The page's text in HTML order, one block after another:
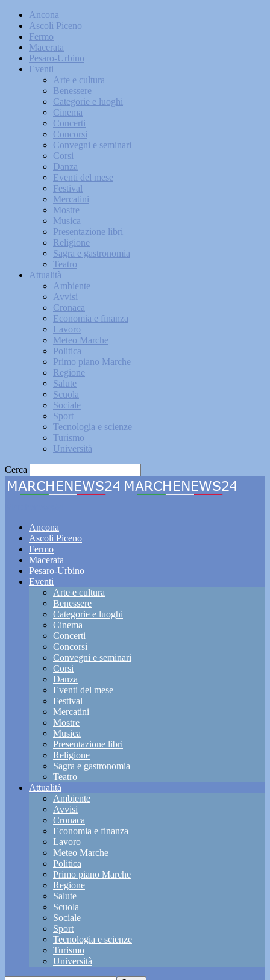
Ancona
Ascoli Piceno
Fermo
Macerata
Pesaro-Urbino
Eventi
Arte e cultura
Benessere
Categorie e luoghi
Cinema
Concerti
Concorsi
Convegni e seminari
Corsi
Danza
Eventi del mese
Festival
Mercatini
Mostre
Musica
Presentazione libri
Religione
Sagra e gastronomia
Teatro
Attualità
Ambiente
Avvisi
Cronaca
Economia e finanza
Lavoro
Meteo Marche
Politica
Primo piano Marche
Regione
Salute
Scuola
Sociale
Sport
Tecnologia e scienze
Turismo
Università
Cerca
Ancona
Ascoli Piceno
Fermo
Macerata
Pesaro-Urbino
Eventi
Arte e cultura
Benessere
Categorie e luoghi
Cinema
Concerti
Concorsi
Convegni e seminari
Corsi
Danza
Eventi del mese
Festival
Mercatini
Mostre
Musica
Presentazione libri
Religione
Sagra e gastronomia
Teatro
Attualità
Ambiente
Avvisi
Cronaca
Economia e finanza
Lavoro
Meteo Marche
Politica
Primo piano Marche
Regione
Salute
Scuola
Sociale
Sport
Tecnologia e scienze
Turismo
Università